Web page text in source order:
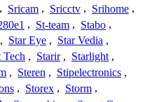
, Sricam , Sricctv , Srihome ,
, St-team , Stabo ,
, Star Eye , Star Vedia ,
Tech , Starir , Starlight ,
, Steren , Stipelectronics ,
, Storex , Storm ,